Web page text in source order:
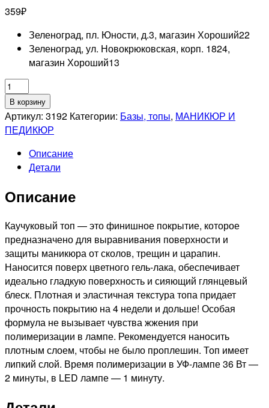
359₽
Зеленоград, пл. Юности, д.3, магазин Хороший22
Зеленоград, ул. Новокрюковская, корп. 1824,
магазин Хороший13
Количество
товара
RUNAIL
Каучуковый
для
гель-
10мл
В корзину
Артикул: 3192 Категории: Базы, топы, МАНИКЮР И
ПЕДИКЮР
Описание
Детали
Описание
Каучуковый топ — это финишное покрытие, которое
предназначено для выравнивания поверхности и
защиты маникюра от сколов, трещин и царапин.
Наносится поверх цветного гель-лака, обеспечивает
идеально гладкую поверхность и сияющий глянцевый
блеск. Плотная и эластичная текстура топа придает
прочность покрытию на 4 недели и дольше! Особая
формула не вызывает чувства жжения при
полимеризации в лампе. Рекомендуется наносить
плотным слоем, чтобы не было проплешин. Топ имеет
липкий слой. Время полимеризации в УФ-лампе 36 Вт —
2 минуты, в LED лампе — 1 минуту.